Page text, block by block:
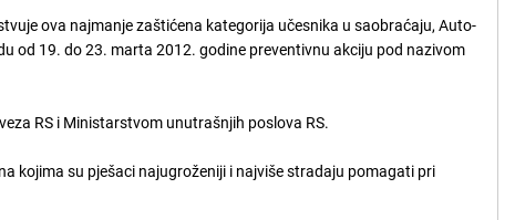
ova najmanje zaštićena kategorija učesnika u saobraćaju, Auto-
od 19. do 23. marta 2012. godine preventivnu akciju pod nazivom
RS i Ministarstvom unutrašnjih poslova RS.
kojima su pješaci najugroženiji i najviše stradaju pomagati pri